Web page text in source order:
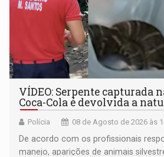
VÍDEO: Serpente capturada
Coca-Cola é devolvida a
Polícia 08 de Agosto de 2026 às
De acordo com os profissionais
manejo, aparições de animais